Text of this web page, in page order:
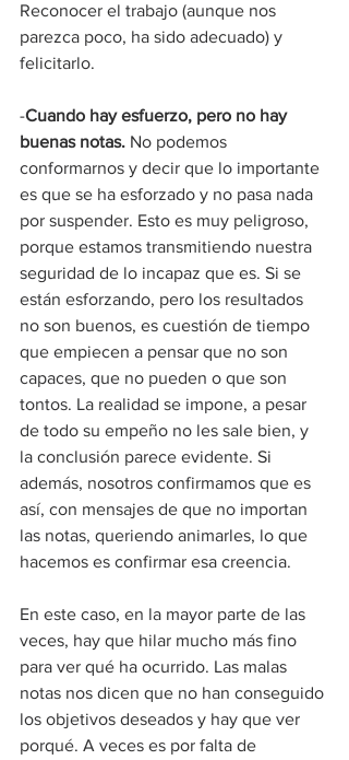
Reconocer el trabajo (aunque nos
parezca poco, ha sido adecuado) y
felicitarlo.
-Cuando hay esfuerzo, pero no hay
buenas notas. No podemos
conformarnos y decir que lo importante
es que se ha esforzado y no pasa nada
por suspender. Esto es muy peligroso,
porque estamos transmitiendo nuestra
seguridad de lo incapaz que es. Si se
están esforzando, pero los resultados
no son buenos, es cuestión de tiempo
que empiecen a pensar que no son
capaces, que no pueden o que son
tontos. La realidad se impone, a pesar
de todo su empeño no les sale bien, y
la conclusión parece evidente. Si
además, nosotros confirmamos que es
así, con mensajes de que no importan
las notas, queriendo animarles, lo que
hacemos es confirmar esa creencia.
En este caso, en la mayor parte de las
veces, hay que hilar mucho más fino
para ver qué ha ocurrido. Las malas
notas nos dicen que no han conseguido
los objetivos deseados y hay que ver
porqué. A veces es por falta de